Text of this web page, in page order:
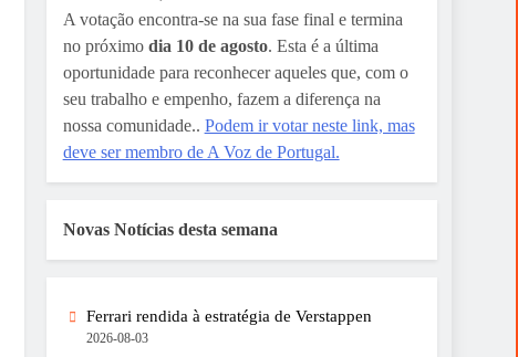
A votação encontra-se na sua fase final e termina
no próximo dia 10 de agosto. Esta é a última
oportunidade para reconhecer aqueles que, com o
seu trabalho e empenho, fazem a diferença na
nossa comunidade.. Podem ir votar neste link, mas
deve ser membro de A Voz de Portugal.
Novas Notícias desta semana
Ferrari rendida à estratégia de Verstappen
2026-08-03